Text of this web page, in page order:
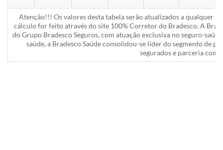
Atenção!!! Os valores desta tabela serão atualizados a qualquer
cálculo for feito através do site 100% Corretor do Bradesco. A
do Grupo Bradesco Seguros, com atuação exclusiva no seguro-
saúde, a Bradesco Saúde consolidou-se líder do segmento de
segurados e parceria com